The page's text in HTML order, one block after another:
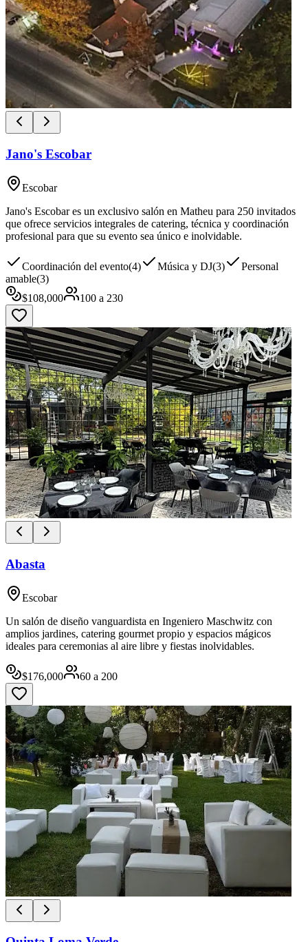
Jano's Escobar
Escobar
Jano's Escobar es un exclusivo salón en Matheu para 250 invitados
que ofrece servicios integrales de catering, técnica y coordinación
profesional para que su evento sea único e inolvidable.
Coordinación del evento(4) Música y DJ(3)
Personal
amable(3)
$108,000 100 a 230
Abasta
Escobar
Un salón de diseño vanguardista en Ingeniero Maschwitz con
amplios jardines, catering gourmet propio y espacios mágicos
ideales para ceremonias al aire libre y fiestas inolvidables.
$176,000 60 a 200